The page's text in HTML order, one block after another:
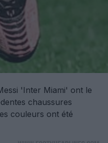
'Inter Miami' ont le
chaussures
couleurs ont été